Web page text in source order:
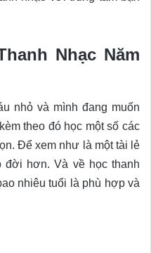
Nhạc Năm
nhỏ và mình đang muốn
theo đó học một số các
Để xem như là một tài lẻ
đời hơn. Và về học thanh
nhiêu tuổi là phù hợp và